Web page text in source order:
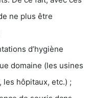
ne plus être
d’hygiène
domaine (les usines
hôpitaux, etc.) ;